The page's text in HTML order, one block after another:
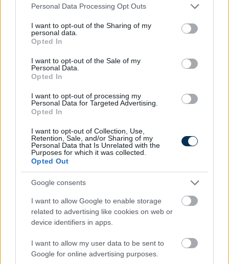
Please note that this website/app uses one or more Google
not limited to your visit or usage behaviour. You may click to
grant or deny consent to Google and its third-party tags to
use your data for below specified purposes in below Google
consent section.
Personal Data Processing Opt Outs
I want to opt-out of the Sharing of my
personal data.
Opted In
I want to opt-out of the Sale of my
Personal Data.
Opted In
I want to opt-out of processing my
Personal Data for Targeted Advertising.
Opted In
I want to opt-out of Collection, Use,
Retention, Sale, and/or Sharing of my
Personal Data that Is Unrelated with the
Purposes for which it was collected.
Opted Out
Google consents
I want to allow Google to enable storage
related to advertising like cookies on web or
device identifiers in apps.
I want to allow my user data to be sent to
Google for online advertising purposes.
7 módszer, ahogy a háztartások csökkenteni tudják a
villamos energia fogyasztásukat
1 éves műszaki vizsga: ezért szigorúbb a taxisok,
mentők és személyszállító járművek ellenőrzése
2026.08.07. 13:12